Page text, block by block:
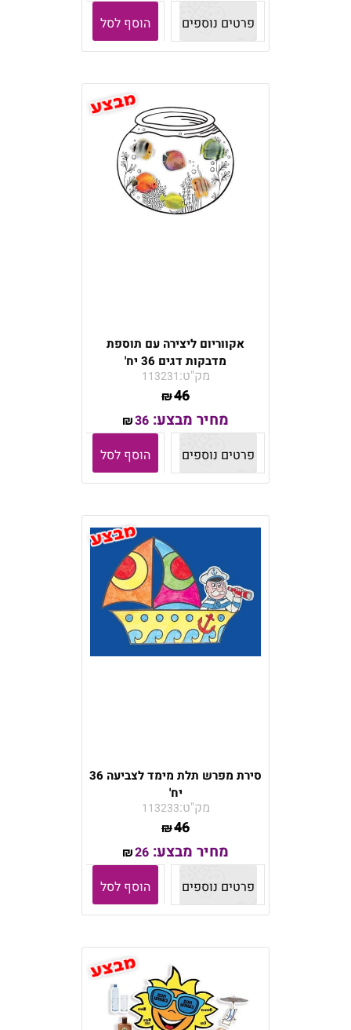
פרטים נוספים
הוסף לסל
אקווריום ליצירה עם תוספת
מדבקות דגים 36 יח'
מק"ט:113231
₪46
מחיר מבצע: ₪36
פרטים נוספים
הוסף לסל
סירת מפרש תלת מימד לצביעה 36
יח'
מק"ט:113233
₪46
מחיר מבצע: ₪26
פרטים נוספים
הוסף לסל